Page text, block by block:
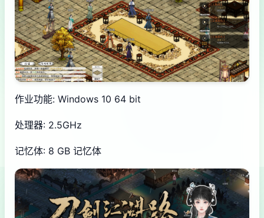
作业功能: Windows 10 64 bit
处理器: 2.5GHz
记忆体: 8 GB 记忆体